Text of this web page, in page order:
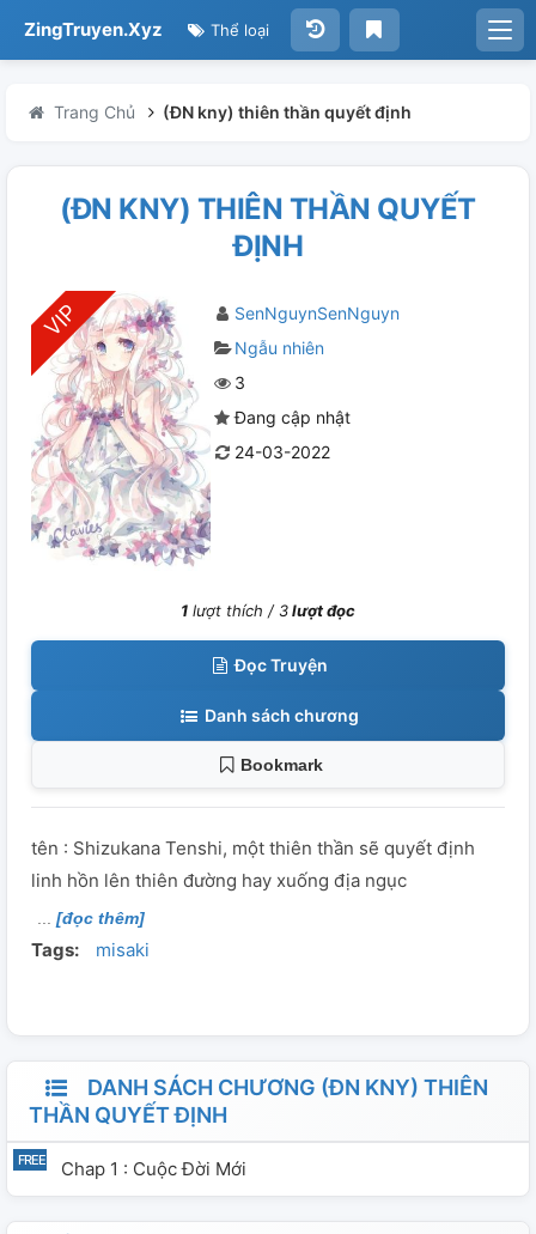
ZingTruyen.Xyz Thể loại
Trang Chủ (ĐN kny) thiên thần quyết định
(ĐN KNY) THIÊN THẦN QUYẾT
ĐỊNH
SenNguynSenNguyn
Ngẫu nhiên
3
Đang cập nhật
24-03-2022
1 lượt thích /3lượt đọc
Đọc Truyện
Danh sách chương
Bookmark
tên : Shizukana Tenshi, một thiên thần sẽ quyết định
linh hồn lên thiên đường hay xuống địa ngục
[đọc thêm]
Tags: misaki
DANH SÁCH CHƯƠNG (ĐN KNY) THIÊN
THẦN QUYẾT ĐỊNH
Chap 1 : Cuộc Đời Mới